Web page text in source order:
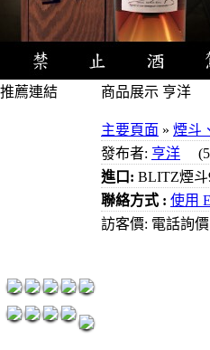
推薦連結 商品展示 亨洋
主要頁面 » 煙斗
發布者: 亨洋
進口: BLITZ煙
聯絡方式 : 使用
訪客價: 電話詢